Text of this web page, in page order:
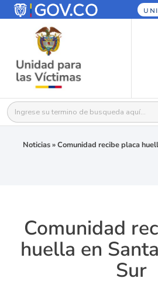
Buscar:
Noticias»Comunidad recibe placa
Comunidad
huella en
Sur